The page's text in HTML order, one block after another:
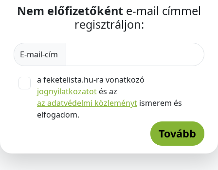
Nem előfizetőként e-mail címmel
regisztráljon:
E-mail-cím
a feketelista.hu-ra vonatkozó
jognyilatkozatot és az
az adatvédelmi közleményt ismerem és
elfogadom.
Tovább